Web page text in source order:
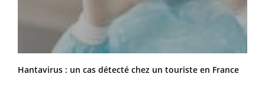
Hantavirus : un cas détecté chez un touriste en France